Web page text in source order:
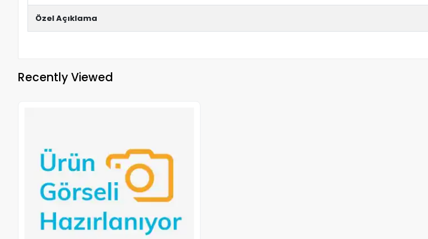
Özel Açıklama
Recently Viewed